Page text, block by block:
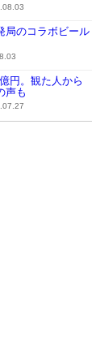
局のコラボビール
円。観た人から
声も